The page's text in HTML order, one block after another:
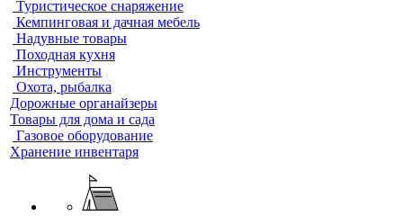
Туристическое снаряжение
Кемпинговая и дачная мебель
Надувные товары
Походная кухня
Инструменты
Охота, рыбалка
Дорожные органайзеры
Товары для дома и сада
Газовое оборудование
Хранение инвентаря